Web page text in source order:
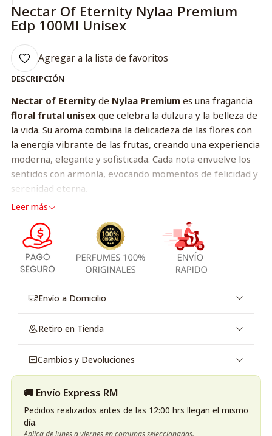
Nectar Of Eternity Nylaa Premium
Edp 100Ml Unisex
Agregar a la lista de favoritos
DESCRIPCIÓN
Nectar of Eternityde Nylaa Premiumes una fragancia
floral frutal unisexque celebra la dulzura y la belleza de
la vida. Su aroma combina la delicadeza de las flores con
la energía vibrante de las frutas, creando una experiencia
moderna, elegante y sofisticada. Cada nota envuelve los
sentidos con armonía, evocando momentos de felicidad y
serenidad eterna.
Notas de salida:
Mandarina
Notas de corazón:Rosa, Jazmín, Lirio del valle
Notas de fondo:Vainilla, Almizcle, Sándalo, Ámbar
elegante, que buscan una fragancia
moderna, luminosa y
memorable. Ideal para eldía y la noche, especialmente
primavera y verano
, cuando su frescura y dulzura
Leer más
Envío a Domicilio
Retiro en Tienda
Cambios y Devoluciones
🚚 Envío Express RM
Pedidos realizados antes de las 12:00 hrs llegan el mismo
día.
Aplica de lunes a viernes en comunas seleccionadas.